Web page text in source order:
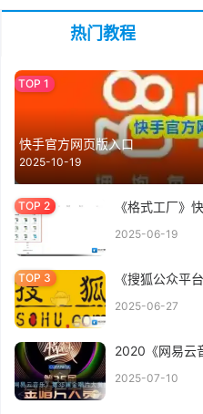
热门教程
快手官方网页版入口
2025-10-19
《格式工厂》
2025-06-19
《搜狐公众平
2025-06-27
2020《网易云
2025-07-10